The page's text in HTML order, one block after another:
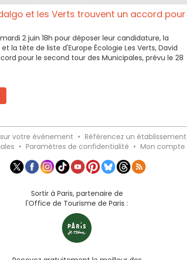
et les Verts trouvent un accord pour
2 juin 18h pour déposer leur candidature, la
la tête de liste d'Europe Écologie Les Verts, David
pour le second tour des Municipales, prévu le 28
votre événement • Référencez un établissement
• Paramètres de confidentialité • Mon compte
Sortir à Paris, partenaire de
l'Office de Tourisme de Paris :